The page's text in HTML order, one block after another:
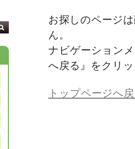
お探しのページ
ん。
ナビゲーション
へ戻る』をクリ
トップページへ